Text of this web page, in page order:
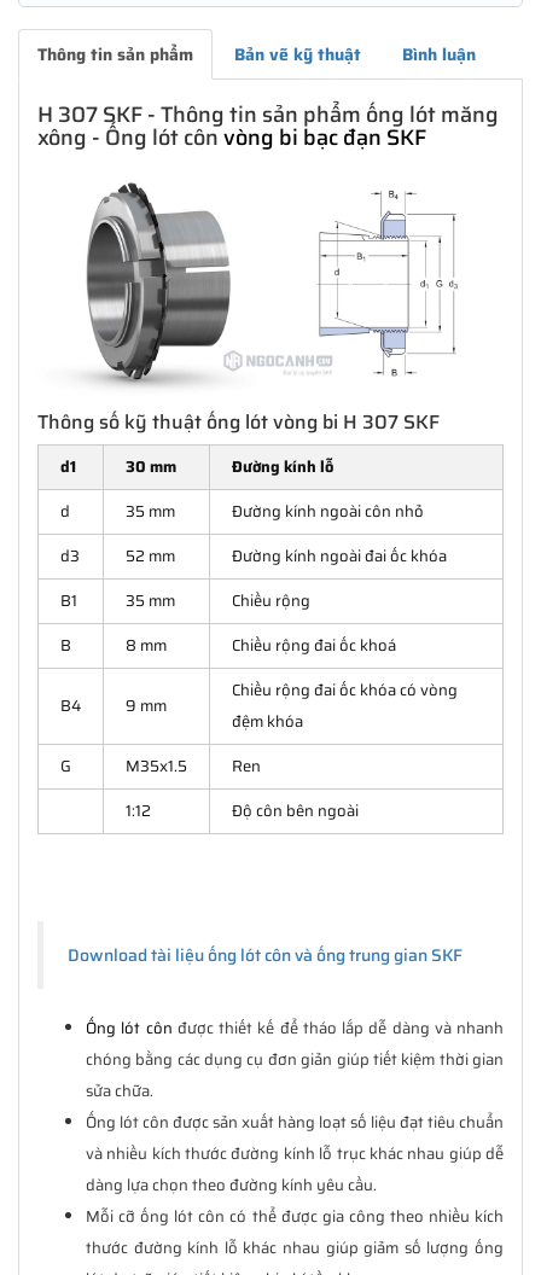
Thông tin sản phẩm Bản vẽ kỹ thuật Bình luận
H 307 SKF - Thông tin sản phẩm ống lót măng
xông - Ống lót cônvòng bi bạc đạn SKF
Thông số kỹ thuật ống lót vòng bi H 307 SKF
d1 30 mm
Đường kính lỗ
d
35 mm
Đường kính ngoài côn nhỏ
d3
52 mm
Đường kính ngoài đai ốc khóa
B1
35 mm
Chiều rộng
B
8 mm Chiều rộng đai ốc khoá
B4 9 mm
Chiều rộng đai ốc khóa có vòng
đệm khóa
G
M35x1.5
Ren
1:12
Độ côn bên ngoài
Download tài liệu ống lót côn và ống trung gian SKF
Ống lót côn được thiết kế để tháo lắp dễ dàng và nhanh
chóng bằng các dụng cụ đơn giản giúp tiết kiệm thời gian
sửa chữa.
Ống lót côn được sản xuất hàng loạt số liệu đạt tiêu chuẩn
và nhiều kích thước đường kính lỗ trục khác nhau giúp dễ
dàng lựa chọn theo đường kính yêu cầu.
Mỗi cỡ ống lót côn có thể được gia công theo nhiều kích
thước đường kính lỗ khác nhau giúp giảm số lượng ống